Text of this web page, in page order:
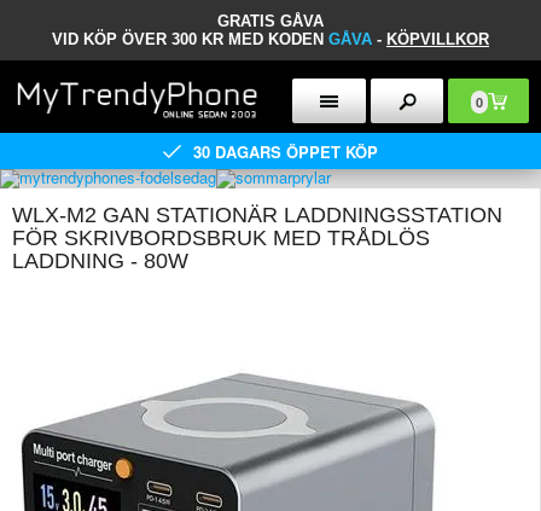
GRATIS GÅVA
VID KÖP ÖVER 300 KR MED KODEN GÅVA - KÖPVILLKOR
0
30 DAGARS ÖPPET KÖP
WLX-M2 GAN STATIONÄR LADDNINGSSTATION
FÖR SKRIVBORDSBRUK MED TRÅDLÖS
LADDNING - 80W